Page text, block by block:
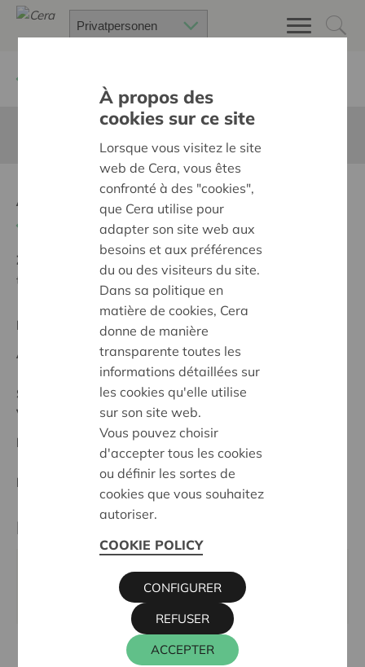
Aanschaffen gereedschap
Ziel:
Des quartiers chaleureux et bienveillants pour
tous
Regionales Projekt
Anfangsdatum:29/02/2024
Stand :
Complete
Veurne-Diksmuide
Datum:
29/02/2024
Entscheidung:Approved
Partner
REPAIRCAFE DE PANNE ADINKERKE,
BROUWERSTRAAT 49/2, 8660 DE PANNE
À propos des
cookies sur ce site
Lorsque vous visitez le site
web de Cera, vous êtes
confronté à des "cookies",
que Cera utilise pour
adapter son site web aux
besoins et aux préférences
du ou des visiteurs du site.
Dans sa politique en
matière de cookies, Cera
donne de manière
transparente toutes les
informations détaillées sur
les cookies qu'elle utilise
sur son site web.
Vous pouvez choisir
d'accepter tous les cookies
ou définir les sortes de
cookies que vous souhaitez
autoriser.
COOKIE POLICY
ACCEPTER
REFUSER
CONFIGURER